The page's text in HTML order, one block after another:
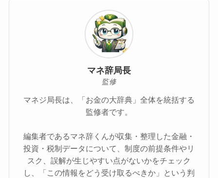
マネ辞局長
監修
マネジ局長は、「お金の大辞典」全体を統括する
監修者です。
編集者であるマネ辞くんが収集・整理した金融・
投資・税制データについて、制度の前提条件やリ
スク、誤解が生じやすい点がないかをチェック
し、「この情報をどう受け取るべきか」という判